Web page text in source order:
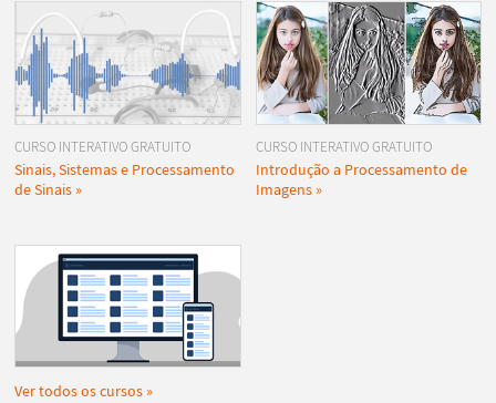
CURSO INTERATIVO GRATUITO
Sinais, Sistemas e Processamento
de Sinais
CURSO INTERATIVO GRATUITO
Introdução a Processamento de
Imagens
Ver todos os cursos